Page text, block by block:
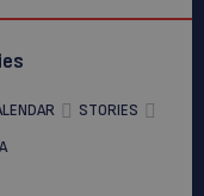
STORIES